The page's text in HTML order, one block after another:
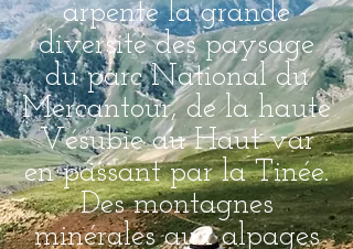
arpente la grande
diversité des paysage
du parc National du
Mercantour, de la haute
Vésubie au Haut var
en passant par la Tinée.
Des montagnes
minérales aux alpages